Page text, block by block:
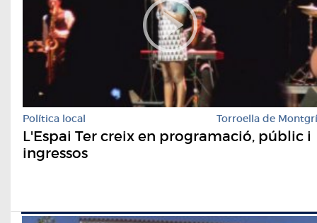
Política local Torroella de Montgrí
L'Espai Ter creix en programació, públic i
ingressos